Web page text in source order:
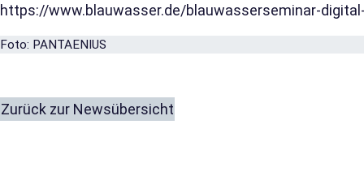
https://www.blauwasser.de/blauwasserseminar-
Foto: PANTAENIUS
Zurück zur Newsübersicht